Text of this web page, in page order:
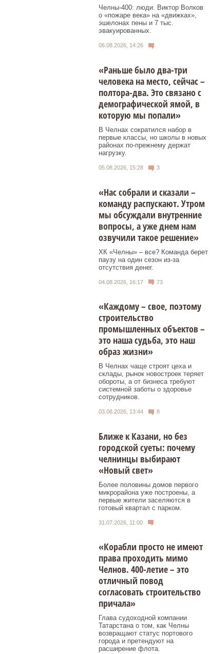
Челны-400: люди. Виктор Волков
о «пожаре века» на «движках»,
эшелонах пены и 7 тыс.
эвакуированных.
06.08.2026, 14:26
«Раньше было два-три
человека на место, сейчас –
полтора-два. Это связано с
демографической ямой, в
которую мы попали»
В Челнах сократился набор в
первые классы, но школы в новых
районах по-прежнему держат
нагрузку.
05.08.2026, 15:28 3
«Нас собрали и сказали –
команду распускают. Утром
мы обсуждали внутренние
вопросы, а уже днем нам
озвучили такое решение»
ХК «Челны» – все? Команда берет
паузу на один сезон из-за
отсутствия денег.
04.08.2026, 16:17 73
«Каждому – свое, поэтому
строительство
промышленных объектов –
это наша судьба, это наш
образ жизни»
В Челнах чаще строят цеха и
склады, рынок новостроек теряет
обороты, а от бизнеса требуют
системной заботы о здоровье
сотрудников.
03.08.2026, 13:44 8
Ближе к Казани, но без
городской суеты: почему
челнинцы выбирают
«Новый свет»
Более половины домов первого
микрорайона уже построены, а
первые жители заселяются в
готовый квартал с парком.
31.07.2026, 11:00
«Корабли просто не имеют
права проходить мимо
Челнов. 400-летие – это
отличный повод
согласовать строительство
причала»
Глава судоходной компании
Татарстана о том, как Челны
возвращают статус портового
города и претендуют на
расширение флота.